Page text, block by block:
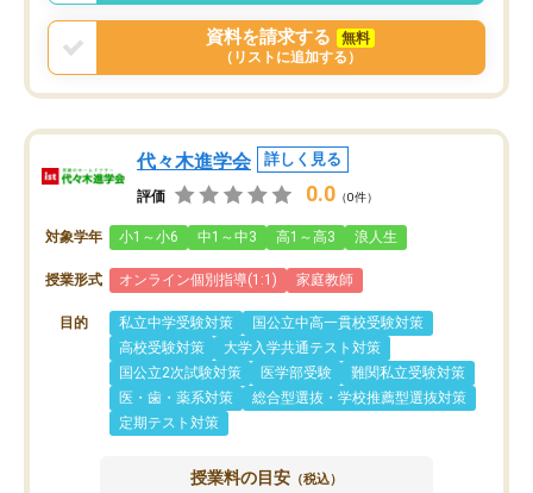
資料を請求する
無料
（リストに追加する）
代々木進学会 詳しく見る
評価 0.0 （0件）
対象学年 小1～小6 中1～中3 高1～高3 浪人生
授業形式 オンライン個別指導(1:1) 家庭教師
目的 私立中学受験対策
国公立中高一貫校受験対策
高校受験対策
大学入学共通テスト対策
国公立2次試験対策
医学部受験
難関私立受験対策
医・歯・薬系対策
総合型選抜・学校推薦型選抜対策
定期テスト対策
授業料の目安 （税込）